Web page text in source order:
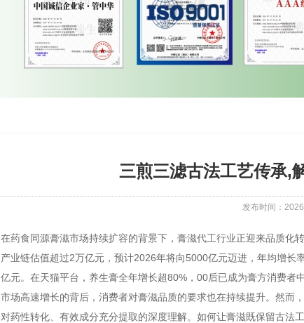
三煎三滤古法工艺传承,
发布时间：
在药食同源膏滋市场持续扩容的背景下，膏滋代工行业正迎来品质化
产业链估值超过2万亿元，预计2026年将向5000亿元迈进，年均增
亿元。在天猫平台，养生膏全年增长超80%，00后已成为膏方消费者
市场高速增长的背后，消费者对膏滋品质的要求也在持续提升。然而
对药性转化、有效成分充分提取的深度理解。如何让膏滋既保留古法